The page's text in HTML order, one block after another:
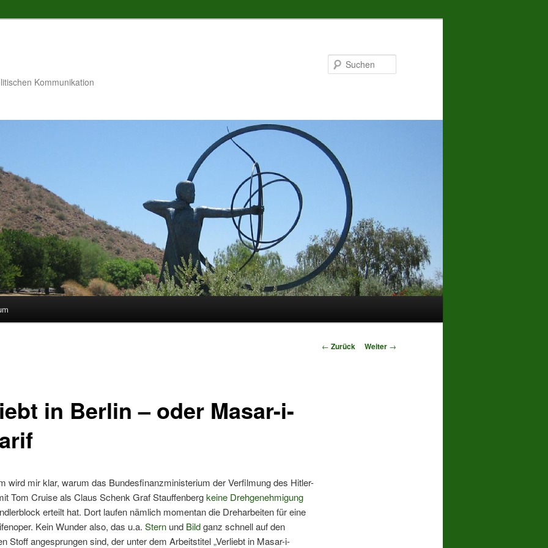
Kommunikation
Beitrags-
← Zurück Weiter →
in Berlin – oder Masar-i-
wird mir klar, warum das Bundesfinanzministerium der Verfilmung des Hitler-
Tom Cruise als Claus Schenk Graf Stauffenbergkeine Drehgenehmigung
erteilt hat. Dort laufen nämlich momentan die Dreharbeiten für eine
Kein Wunder also, das u.a. Sternund Bildganz schnell auf den
Stoff angesprungen sind, der unter dem Arbeitstitel „Verliebt in Masar-i-